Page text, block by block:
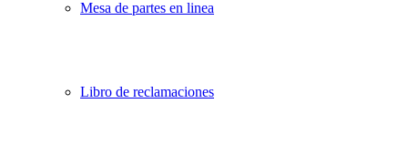
Mesa de partes en linea
Libro de reclamaciones